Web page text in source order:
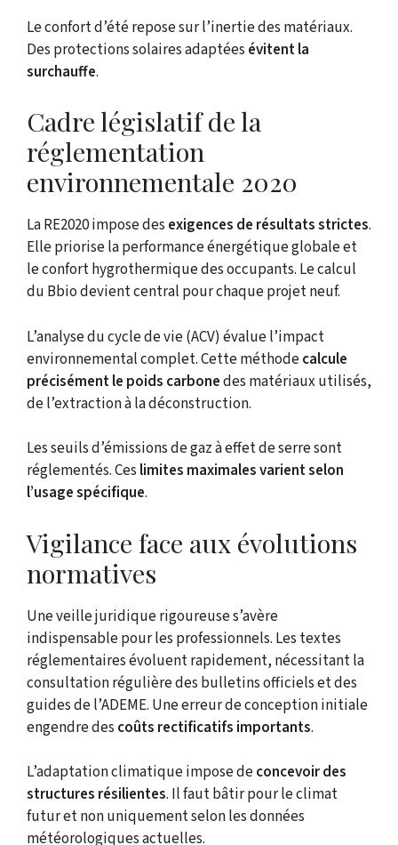
Le confort d’été repose sur l’inertie des matériaux.
Des protections solaires adaptées évitent la
surchauffe.
Cadre législatif de la
réglementation
environnementale 2020
La RE2020 impose des exigences de résultats strictes.
Elle priorise la performance énergétique globale et
le confort hygrothermique des occupants. Le calcul
du Bbio devient central pour chaque projet neuf.
L’analyse du cycle de vie (ACV) évalue l’impact
environnemental complet. Cette méthodecalcule
précisément le poids carbonedes matériaux utilisés,
de l’extraction à la déconstruction.
Les seuils d’émissions de gaz à effet de serre sont
réglementés. Ces limites maximales varient selon
l’usage spécifique.
Vigilance face aux évolutions
normatives
Une veille juridique rigoureuse s’avère
indispensable pour les professionnels. Les textes
réglementaires évoluent rapidement, nécessitant la
consultation régulière des bulletins officiels et des
guides de l’ADEME. Une erreur de conception initiale
engendre des coûts rectificatifs importants.
L’adaptation climatique impose deconcevoir des
structures résilientes. Il faut bâtir pour le climat
futur et non uniquement selon les données
météorologiques actuelles.